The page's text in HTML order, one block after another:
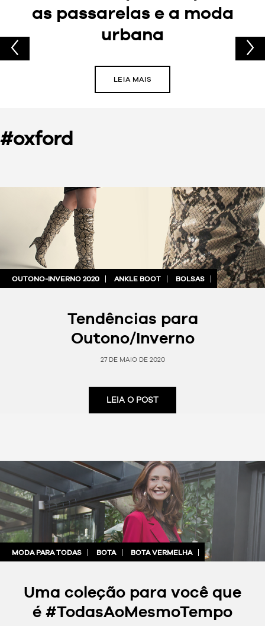
as passarelas e a moda
urbana
LEIA MAIS
#oxford
OUTONO-INVERNO 2020 ANKLE BOOT BOLSAS
Tendências para
Outono/Inverno
27 DE MAIO DE 2020
LEIA O POST
MODA PARA TODAS BOTA BOTA VERMELHA
Uma coleção para você que
é #TodasAoMesmoTempo